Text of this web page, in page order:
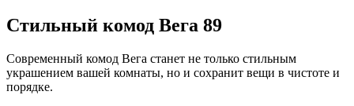
Стильный комод Вега 89
Современный комод Вега станет не только стильным
украшением вашей комнаты, но и сохранит вещи в чистоте и
порядке.